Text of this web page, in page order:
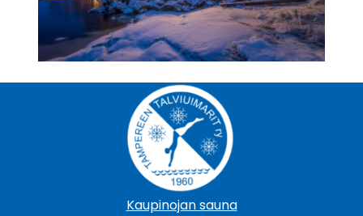
Kaupinojan sauna